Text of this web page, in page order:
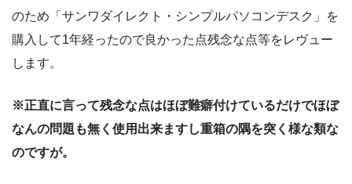
のため「サンワダイレクト・シンプルパソコンデスク」を
購入して1年経ったので良かった点残念な点等をレヴュー
します。
※正直に言って残念な点はほぼ難癖付けているだけでほぼ
なんの問題も無く使用出来ますし重箱の隅を突く様な類な
のですが。